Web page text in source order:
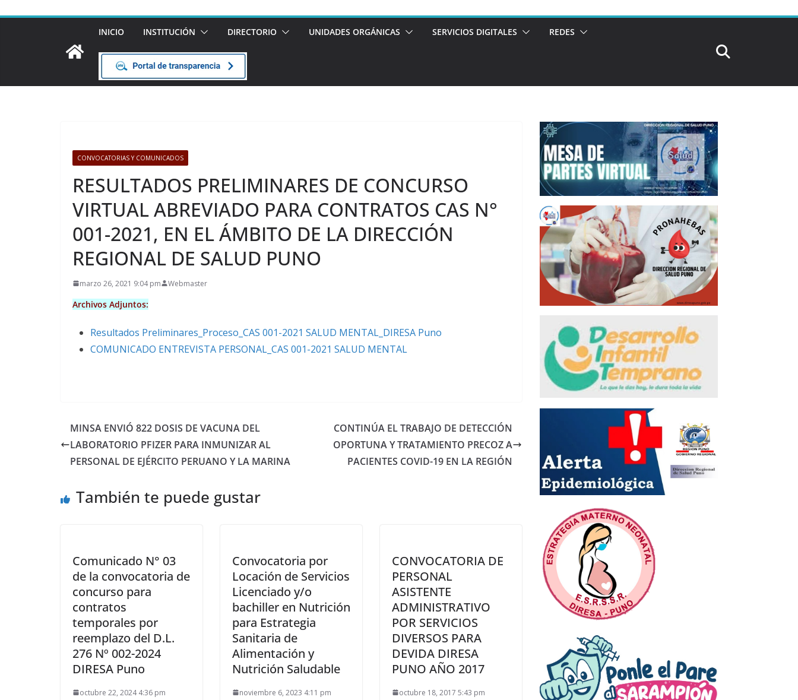
INICIO INSTITUCIÓN DIRECTORIO UNIDADES ORGÁNICAS SERVICIOS DIGITALES REDES
CONVOCATORIAS Y COMUNICADOS
RESULTADOS PRELIMINARES DE CONCURSO
VIRTUAL ABREVIADO PARA CONTRATOS CAS N°
001-2021, EN EL ÁMBITO DE LA DIRECCIÓN
REGIONAL DE SALUD PUNO
marzo 26, 2021 9:04 pm Webmaster
Archivos Adjuntos:
Resultados Preliminares_Proceso_CAS 001-2021 SALUD MENTAL_DIRESA Puno
COMUNICADO ENTREVISTA PERSONAL_CAS 001-2021 SALUD MENTAL
MINSA ENVIÓ 822 DOSIS DE VACUNA DEL
LABORATORIO PFIZER PARA INMUNIZAR AL
PERSONAL DE EJÉRCITO PERUANO Y LA MARINA
CONTINÚA EL TRABAJO DE DETECCIÓN
OPORTUNA Y TRATAMIENTO PRECOZ A
PACIENTES COVID-19 EN LA REGIÓN
También te puede gustar
Comunicado N° 03
de la convocatoria de
concurso para
contratos
temporales por
reemplazo del D.L.
276 Nº 002-2024
DIRESA Puno
octubre 22, 2024 4:36 pm
Convocatoria por
Locación de Servicios
Licenciado y/o
bachiller en Nutrición
para Estrategia
Sanitaria de
Alimentación y
Nutrición Saludable
noviembre 6, 2023 4:11 pm
CONVOCATORIA DE
PERSONAL
ASISTENTE
ADMINISTRATIVO
POR SERVICIOS
DIVERSOS PARA
DEVIDA DIRESA
PUNO AÑO 2017
octubre 18, 2017 5:43 pm